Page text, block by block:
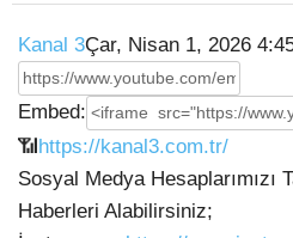
Kanal 3Çar, Nisan 1, 2026
Embed:
📶https://kanal3.com.tr/
Sosyal Medya Hesaplarımızı
Haberleri Alabilirsiniz;